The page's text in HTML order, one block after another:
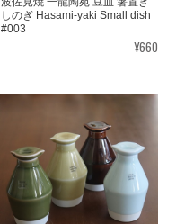
しのぎ Hasami-yaki Small dish
#003
¥660